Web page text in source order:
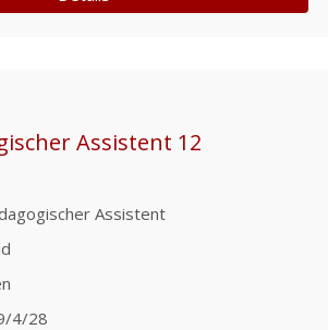
Assistent 12
Assistent
4/28